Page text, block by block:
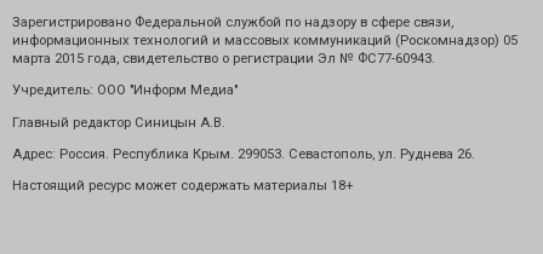
Зарегистрировано Федеральной службой по надзору в сфере связи,
информационных технологий и массовых коммуникаций (Роскомнадзор) 05
марта 2015 года, свидетельство о регистрации Эл № ФС77-60943.
Учредитель: ООО "Информ Медиа"
Главный редактор Синицын А.В.
Адрес: Россия. Республика Крым. 299053. Севастополь, ул. Руднева 26.
Настоящий ресурс может содержать материалы 18+